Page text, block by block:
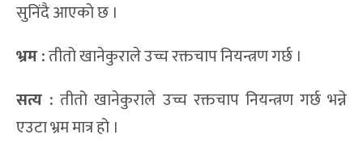
सुनिंदै आएको छ ।
भ्रम :तीतो खानेकुराले उच्च रक्तचाप नियन्त्रण गर्छ ।
सत्य : तीतो खानेकुराले उच्च रक्तचाप नियन्त्रण गर्छ भन्ने
एउटा भ्रम मात्र हो ।